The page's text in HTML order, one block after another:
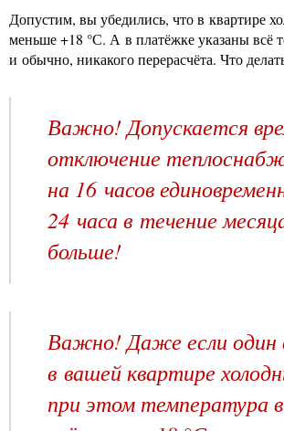
Допустим, вы убедились, что в квартире
меньше +18 °С. А в платёжке указаны всё
и обычно, никакого перерасчёта. Что
Важно! Допускается
отключение
на 16 часов
24 часа в течение
больше!
Важно! Даже если один
в вашей квартире
при этом температура